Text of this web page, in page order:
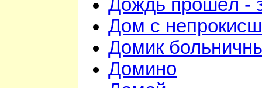
Дождь прошёл -
Дом с
Домик
Домино